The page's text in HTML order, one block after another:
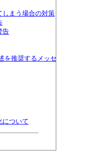
しまう場合の対策
告
を推奨するメッセージ
について